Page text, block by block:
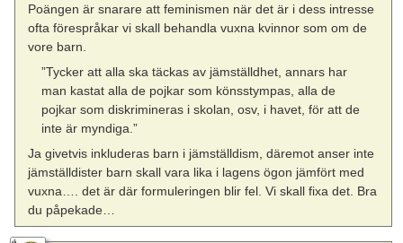
Poängen är snarare att feminismen när det är i dess intresse
ofta förespråkar vi skall behandla vuxna kvinnor som om de
vore barn.
”Tycker att alla ska täckas av jämställdhet, annars har
man kastat alla de pojkar som könsstympas, alla de
pojkar som diskrimineras i skolan, osv, i havet, för att de
inte är myndiga.”
Ja givetvis inkluderas barn i jämställdism, däremot anser inte
jämställdister barn skall vara lika i lagens ögon jämfört med
vuxna…. det är där formuleringen blir fel. Vi skall fixa det. Bra
du påpekade…